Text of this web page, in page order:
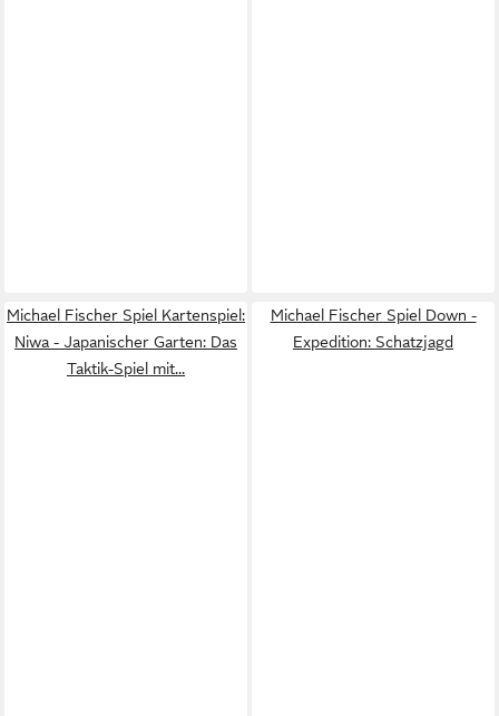
Michael Fischer Spiel Kartenspiel:
Niwa - Japanischer Garten: Das
Taktik-Spiel mit...
Michael Fischer Spiel Down -
Expedition: Schatzjagd